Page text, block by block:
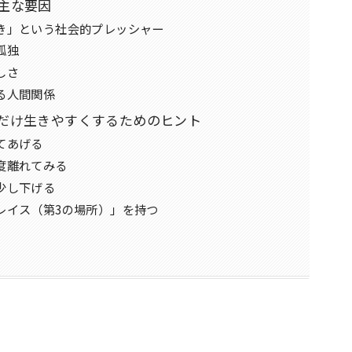
な要因
という社会的プレッシャー
独
さ
人間関係
け生きやすくするためのヒント
あげる
離れてみる
し下げる
ス（第3の場所）」を持つ